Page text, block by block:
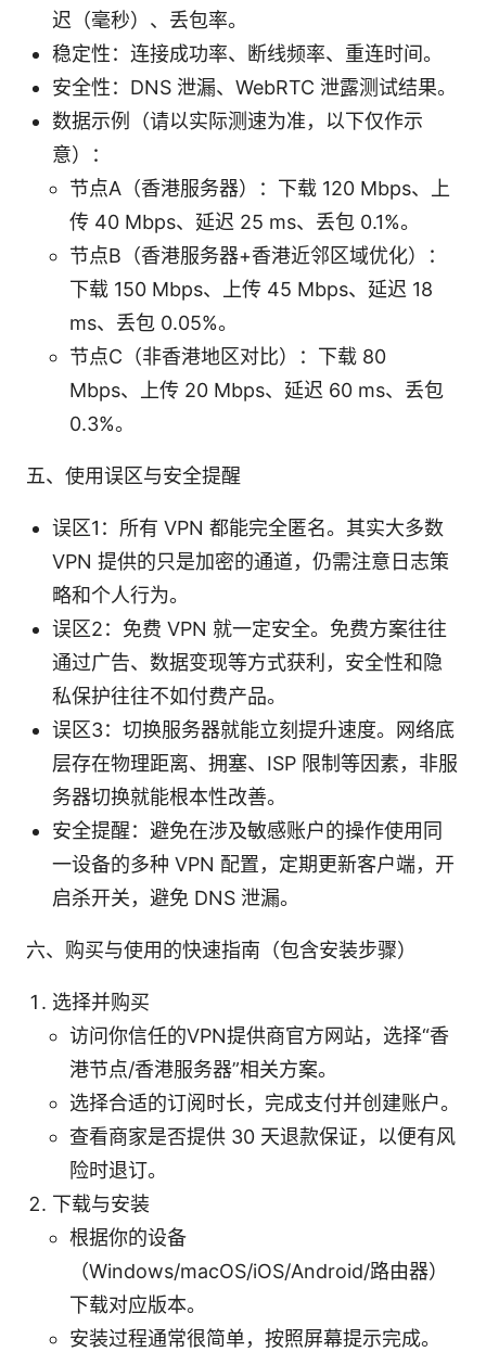
迟（毫秒）、丢包率。
稳定性：连接成功率、断线频率、重连时间。
安全性：DNS 泄漏、WebRTC 泄露测试结果。
数据示例（请以实际测速为准，以下仅作示
意）：
节点A（香港服务器）：下载 120 Mbps、上
传 40 Mbps、延迟 25 ms、丢包 0.1%。
节点B（香港服务器+香港近邻区域优化）：
下载 150 Mbps、上传 45 Mbps、延迟 18
ms、丢包 0.05%。
节点C（非香港地区对比）：下载 80
Mbps、上传 20 Mbps、延迟 60 ms、丢包
0.3%。
五、使用误区与安全提醒
误区1：所有 VPN 都能完全匿名。其实大多数
VPN 提供的只是加密的通道，仍需注意日志策
略和个人行为。
误区2：免费 VPN 就一定安全。免费方案往往
通过广告、数据变现等方式获利，安全性和隐
私保护往往不如付费产品。
误区3：切换服务器就能立刻提升速度。网络底
层存在物理距离、拥塞、ISP 限制等因素，非服
务器切换就能根本性改善。
安全提醒：避免在涉及敏感账户的操作使用同
一设备的多种 VPN 配置，定期更新客户端，开
启杀开关，避免 DNS 泄漏。
六、购买与使用的快速指南（包含安装步骤）
选择并购买
访问你信任的VPN提供商官方网站，选择“香
港节点/香港服务器”相关方案。
选择合适的订阅时长，完成支付并创建账户。
查看商家是否提供 30 天退款保证，以便有风
险时退订。
下载与安装
根据你的设备
（Windows/macOS/iOS/Android/路由器）
下载对应版本。
安装过程通常很简单，按照屏幕提示完成。